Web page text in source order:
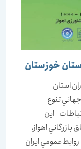
خوزستان
تنوع
این
اهواز،
عمومي ايران